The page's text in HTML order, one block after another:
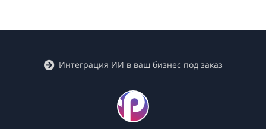
Интеграция ИИ в ваш бизнес под заказ